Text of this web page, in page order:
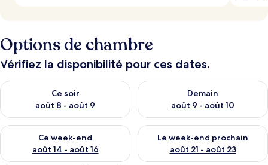
Options de chambre
Vérifiez la disponibilité pour ces dates.
Ce soir
août 8 - août 9
Vérifier la disponibilité pour ce soir août 8 - août 9
Demain
août 9 - août 10
Vérifier la disponibilité pour
Ce week-end
août 14 - août 16
Vérifier la disponibilité pour ce week-end août 14 - août 16
Le week-end prochain
août 21 - août 23
Vérifier la disponibilité pour